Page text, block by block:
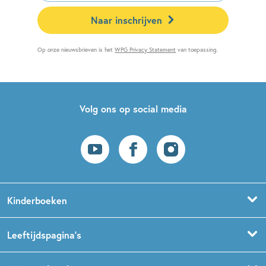
Naar inschrijven
Op onze nieuwsbrieven is hetWPG Privacy Statement van toepassing.
Volg ons op social media
Kinderboeken
Prentenboeken
Leeftijdspagina’s